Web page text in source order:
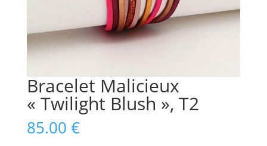
Bracelet Malicieux
« Twilight Blush », T2
85.00 €